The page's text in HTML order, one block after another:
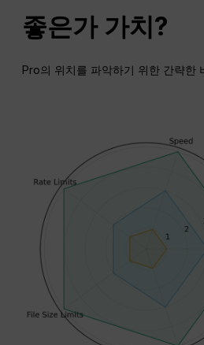
좋은가 가치?
Pro의 위치를 파악하기 위한 간략한